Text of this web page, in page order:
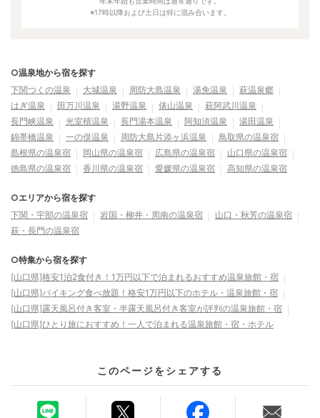
※17時以降および土日は特に混み合います。
○温泉地から宿を探す
下関つくの温泉
大城温泉 周防大島温泉 湯免温泉
萩温泉郷
はぎ温泉
田万川温泉 湯野温泉 俵山温泉
萩阿武川温泉
長門峡温泉
光室積温泉 長門湯本温泉 阿知須温泉
湯田温泉
錦帯橋温泉
一の俣温泉 周防大島片添ヶ浜温泉
鳥取県の温泉宿
島根県の温泉宿
岡山県の温泉宿 広島県の温泉宿
山口県の温泉宿
徳島県の温泉宿
香川県の温泉宿 愛媛県の温泉宿 高知県の温泉宿
○エリアから宿を探す
下関・宇部の温泉宿
岩国・柳井・周南の温泉宿
山口・秋芳の温泉宿
萩・長門の温泉宿
○特集から宿を探す
[山口県]格安1泊2食付き！1万円以下で泊まれるおすすめ温泉旅館・宿
[山口県]バイキング食べ放題！格安1万円以下のホテル・温泉旅館・宿
[山口県]露天風呂付き客室・半露天風呂付き客室が評判の温泉旅館・宿
[山口県]ひとり旅におすすめ！一人で泊まれる温泉旅館・宿・ホテル
このページをシェアする